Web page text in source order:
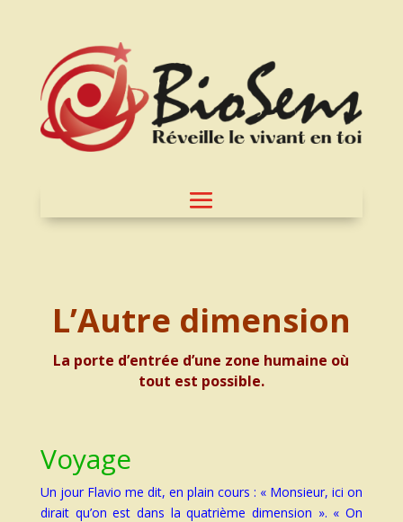
L’Autre dimension
La porte d’entrée d’une zone humaine où
tout est possible.
Voyage
Un jour Flavio me dit, en plain cours : « Monsieur, ici on
dirait qu’on est dans la quatrième dimension ». « On